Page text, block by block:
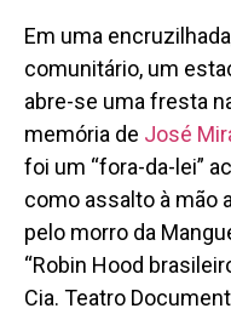
Em uma
comunitário, um
abre-se uma fresta
memória de José
foi um “fora-da-lei”
como assalto à mão
pelo morro da
“Robin Hood
Cia. Teatro